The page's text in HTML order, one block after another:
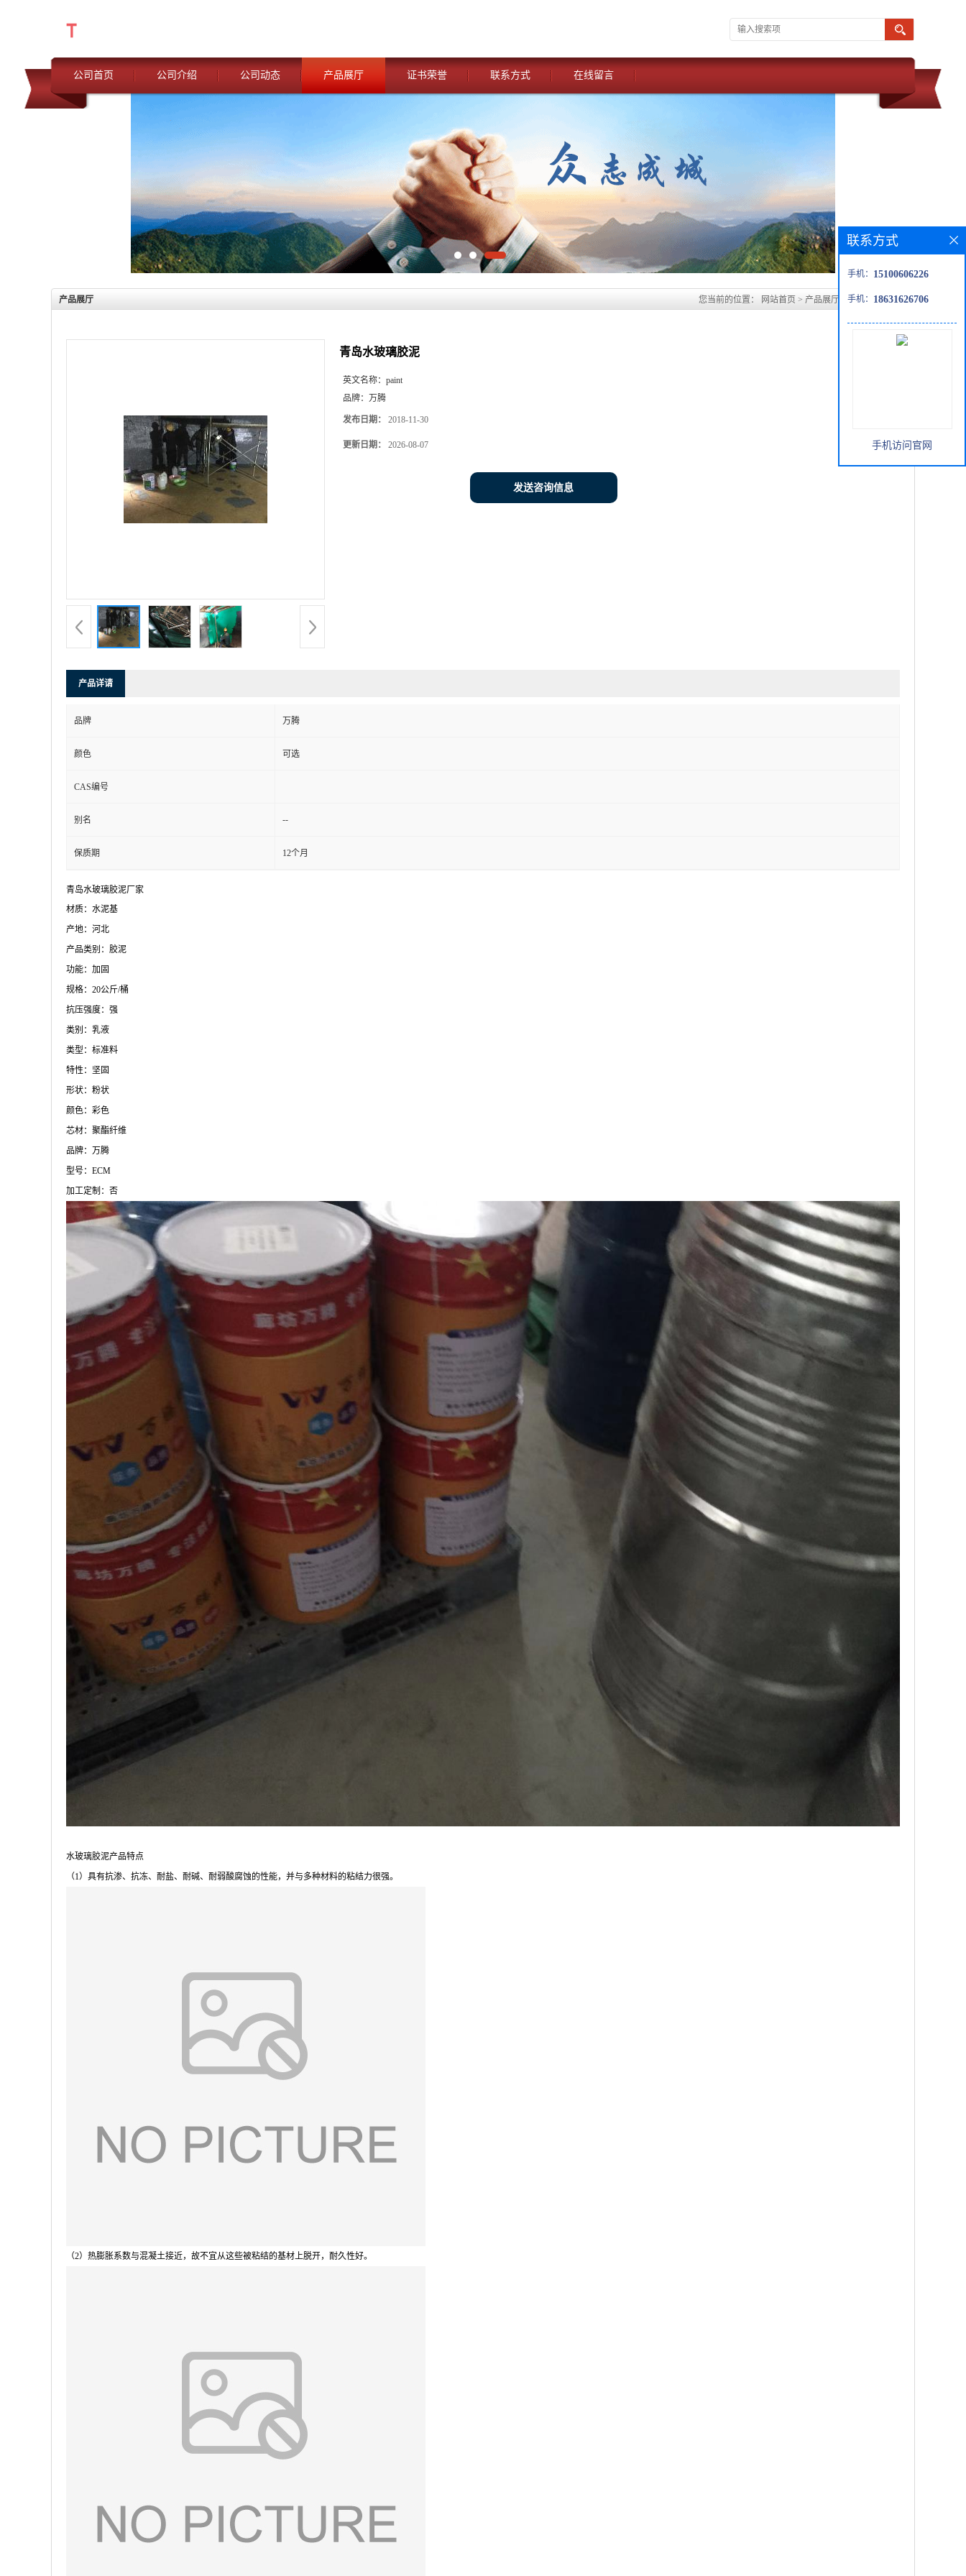
公司首页 公司介绍 公司动态 产品展厅 证书荣誉 联系方式 在线留言
产品展厅 您当前的位置： 网站首页 > 产品展厅 青岛水玻璃胶泥
青岛水玻璃胶泥
英文名称： paint
品牌： 万腾
发布日期： 2018-11-30
更新日期： 2026-08-07
发送咨询信息
产品详请
品牌 万腾
颜色 可选
CAS编号
别名 --
保质期 12个月
青岛水玻璃胶泥厂家
材质：水泥基
产地：河北
产品类别：胶泥
功能：加固
规格：20公斤/桶
抗压强度：强
类别：乳液
类型：标准料
特性：坚固
形状：粉状
颜色：彩色
芯材：聚酯纤维
品牌：万腾
型号：ECM
加工定制：否
水玻璃胶泥产品特点
（1）具有抗渗、抗冻、耐盐、耐碱、耐弱酸腐蚀的性能，并与多种材料的粘结力很强。
（2）热膨胀系数与混凝土接近，故不宜从这些被粘结的基材上脱开，耐久性好。
联系方式
手机： 15100606226
手机： 18631626706
手机访问官网